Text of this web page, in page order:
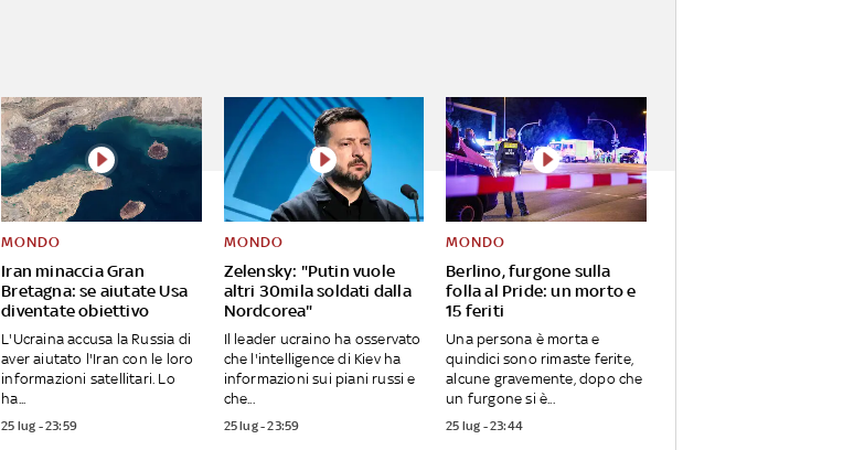
Iran minaccia Gran
Bretagna: se aiutate Usa
diventate obiettivo
MONDO
L'Ucraina accusa la Russia di
aver aiutato l'Iran con le loro
informazioni satellitari. Lo
ha...
25 lug - 23:59
Zelensky: "Putin vuole
altri 30mila soldati dalla
Nordcorea"
MONDO
Il leader ucraino ha osservato
che l'intelligence di Kiev ha
informazioni sui piani russi e
che...
25 lug - 23:59
Berlino, furgone sulla
folla al Pride: un morto e
15 feriti
MONDO
Una persona è morta e
quindici sono rimaste ferite,
alcune gravemente, dopo che
un furgone si è...
25 lug - 23:44